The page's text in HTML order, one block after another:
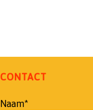
CONTACT
Naam*